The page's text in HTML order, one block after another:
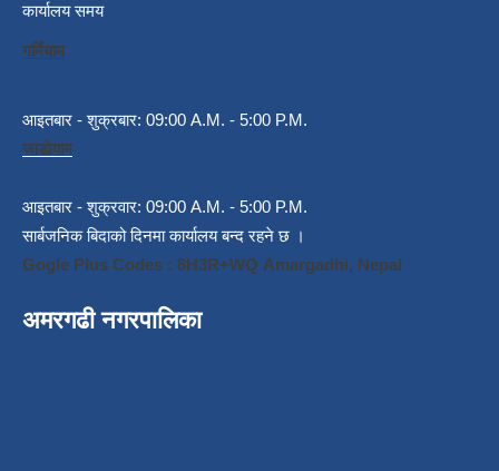
कार्यालय समय
गर्मियाम
आइतबार - शुक्रबार: 09:00 A.M. - 5:00 P.M.
जाडोयाम
आइतबार - शुक्रवार: 09:00 A.M. - 5:00 P.M.
सार्बजनिक बिदाको दिनमा कार्यालय बन्द रहने छ ।
Gogle Plus Codes : 8H3R+WQ Amargadhi, Nepal
अमरगढी नगरपालिका